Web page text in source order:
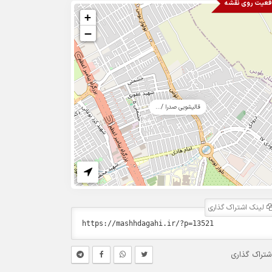
روی نقشه
قالیشویی صدرا /...
+
−
لینک اشتراک گذاری
گذاری